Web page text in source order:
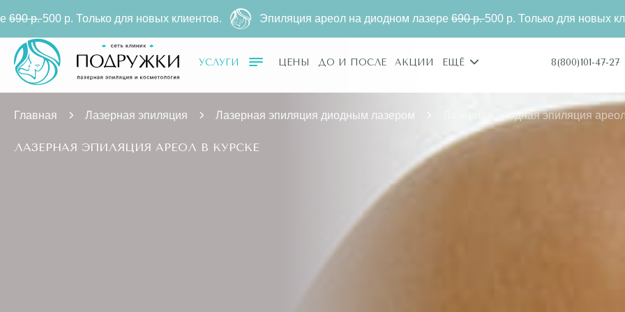
УСЛУГИ ЦЕНЫ ДО И ПОСЛЕ АКЦИИ ЕЩЁ 8(800)101-47-27
Главная Лазерная эпиляция Лазерная эпиляция диодным лазером Лазерная диодная эпиляция ареол
ЛАЗЕРНАЯ ЭПИЛЯЦИЯ АРЕОЛ В КУРСКЕ
для новых клиентов. Эпиляция ареол на диодном лазере690 р.500 р. Только для новых клиентов.